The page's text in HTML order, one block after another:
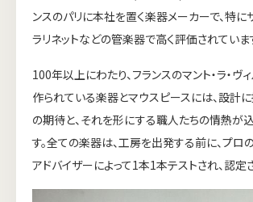
ンスのパリに本社を置く楽器メーカーで、特に
ラリネットなどの管楽器で高く評価されていま
100年以上にわたり、フランスのマント・ラ・ヴ
作られている楽器とマウスピースには、設計
の期待と、それを形にする職人たちの情熱が
す。全ての楽器は、工房を出発する前に、プロ
アドバイザーによって1本1本テストされ、認定